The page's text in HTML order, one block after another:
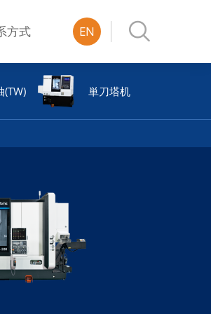
方式 EN 
(TW) 単刀塔机